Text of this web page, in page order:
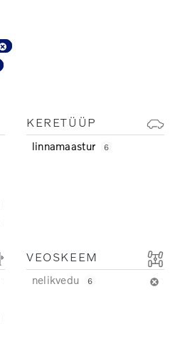
KERETÜÜP
linnamaastur 6
VEOSKEEM
nelikvedu 6